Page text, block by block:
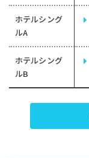
ホテルシング
ルA
ホテルシング
ルB